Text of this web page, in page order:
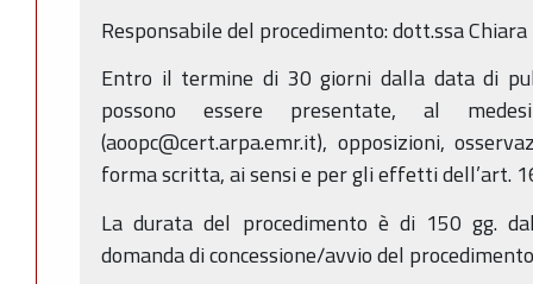
Responsabile del procedimento: dott.ssa
Entro il termine di 30 giorni dalla data di
possono essere presentate, al
(aoopc@cert.arpa.emr.it), opposizioni,
forma scritta, ai sensi e per gli effetti dell’art.
La durata del procedimento è di 150 gg.
domanda di concessione/avvio del